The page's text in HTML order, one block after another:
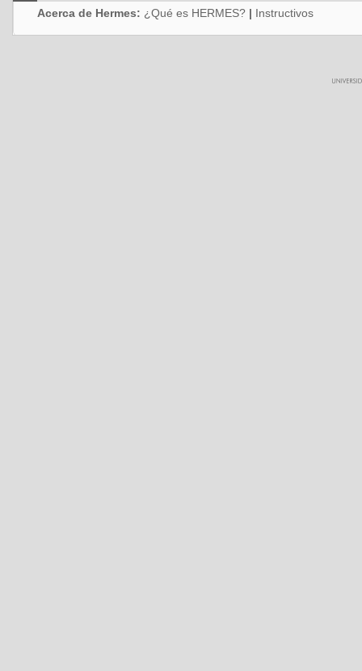
Acerca de Hermes: ¿Qué es HERMES? | Instructivos